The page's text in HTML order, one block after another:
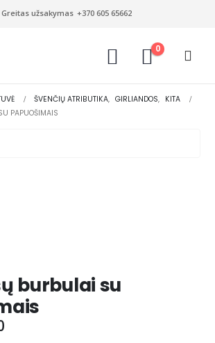
Greitas užsakymas +370 605 65662
0
ŠVENČIŲ ATRIBUTIKA, GIRLIANDOS, KITA
PAPUOŠIMAIS
burbulai su